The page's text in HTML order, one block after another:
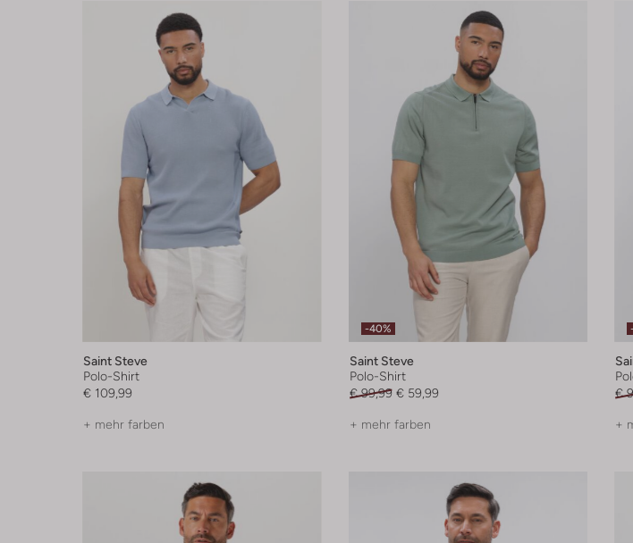
Saint Steve
Polo-Shirt
€ 109,99
+ mehr farben
-40%
Saint Steve
Polo-Shirt
€ 99,99 € 59,99
+ mehr farben
€
+